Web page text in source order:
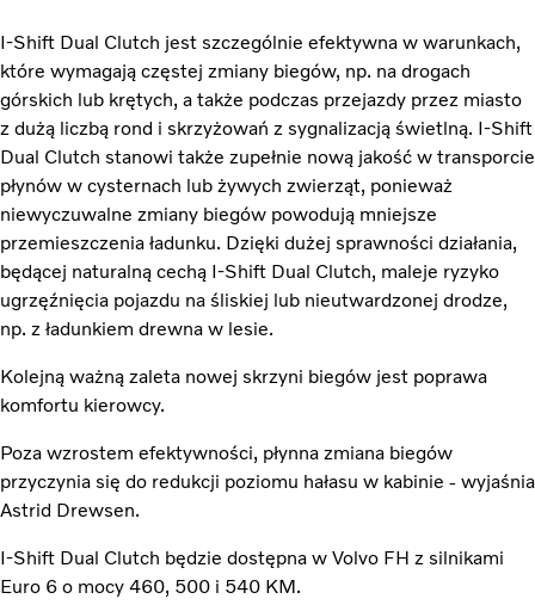
I-Shift Dual Clutch jest szczególnie efektywna w warunkach,
które wymagają częstej zmiany biegów, np. na drogach
górskich lub krętych, a także podczas przejazdy przez miasto
z dużą liczbą rond i skrzyżowań z sygnalizacją świetlną. I-Shift
Dual Clutch stanowi także zupełnie nową jakość w transporcie
płynów w cysternach lub żywych zwierząt, ponieważ
niewyczuwalne zmiany biegów powodują mniejsze
przemieszczenia ładunku. Dzięki dużej sprawności działania,
będącej naturalną cechą I-Shift Dual Clutch, maleje ryzyko
ugrzęźnięcia pojazdu na śliskiej lub nieutwardzonej drodze,
np. z ładunkiem drewna w lesie.
Kolejną ważną zaleta nowej skrzyni biegów jest poprawa
komfortu kierowcy.
Poza wzrostem efektywności, płynna zmiana biegów
przyczynia się do redukcji poziomu hałasu w kabinie - wyjaśnia
Astrid Drewsen.
I-Shift Dual Clutch będzie dostępna w Volvo FH z silnikami
Euro 6 o mocy 460, 500 i 540 KM.